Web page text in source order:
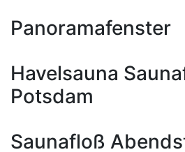
Panoramafenster
Havelsauna
Potsdam
Saunafloß